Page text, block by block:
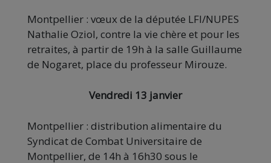
Montpellier : vœux de la députée LFI/NUPES
Nathalie Oziol, contre la vie chère et pour les
retraites, à partir de 19h à la salle Guillaume
de Nogaret, place du professeur Mirouze.
Vendredi 13 janvier
Montpellier : distribution alimentaire du
Syndicat de Combat Universitaire de
Montpellier, de 14h à 16h30 sous le